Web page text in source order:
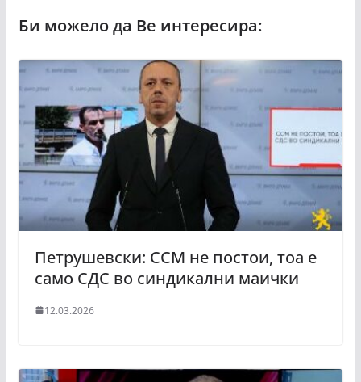
Петрушевски: ССМ не постои, тоа е
само СДС во синдикални маички
12.03.2026